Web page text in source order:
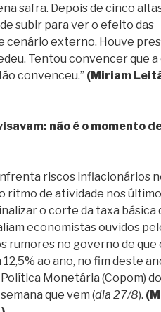
safra. Depois de cinco
subir para ver o efeito das
cenário externo. Houve
Tentou convencer que a
convenceu.” (Miriam
não é o momento
riscos inflacionários
ritmo de atividade nos
o corte da taxa básica
economistas ouvidos
rumores no governo de que
ao ano, no fim deste
Monetária (Copom)
que vem (dia 27/8).